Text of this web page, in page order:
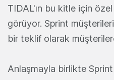
TIDAL'ın bu kitle için
görüyor. Sprint
bir teklif olarak
Anlaşmayla birlikte